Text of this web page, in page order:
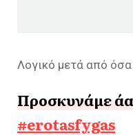
Λογικό μετά από όσα
Προσκυνάμε
#erotasfygas